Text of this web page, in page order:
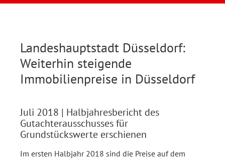
Landeshauptstadt Düsseldorf:
Weiterhin steigende
Immobilienpreise in Düsseldorf
Juli 2018 | Halbjahresbericht des
Gutachterausschusses für
Grundstückswerte erschienen
Im ersten Halbjahr 2018 sind die Preise auf dem